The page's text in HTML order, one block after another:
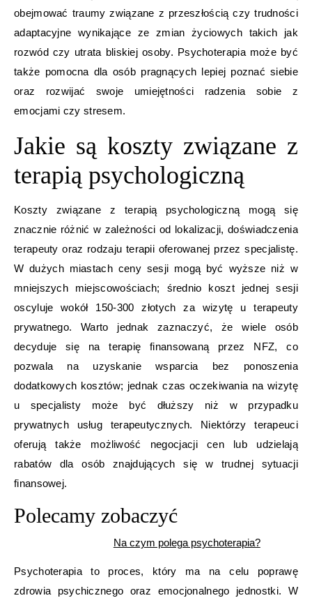
obejmować traumy związane z przeszłością czy trudności
adaptacyjne wynikające ze zmian życiowych takich jak
rozwód czy utrata bliskiej osoby. Psychoterapia może być
także pomocna dla osób pragnących lepiej poznać siebie
oraz rozwijać swoje umiejętności radzenia sobie z
emocjami czy stresem.
Jakie są koszty związane z
terapią psychologiczną
Koszty związane z terapią psychologiczną mogą się
znacznie różnić w zależności od lokalizacji, doświadczenia
terapeuty oraz rodzaju terapii oferowanej przez specjalistę.
W dużych miastach ceny sesji mogą być wyższe niż w
mniejszych miejscowościach; średnio koszt jednej sesji
oscyluje wokół 150-300 złotych za wizytę u terapeuty
prywatnego. Warto jednak zaznaczyć, że wiele osób
decyduje się na terapię finansowaną przez NFZ, co
pozwala na uzyskanie wsparcia bez ponoszenia
dodatkowych kosztów; jednak czas oczekiwania na wizytę
u specjalisty może być dłuższy niż w przypadku
prywatnych usług terapeutycznych. Niektórzy terapeuci
oferują także możliwość negocjacji cen lub udzielają
rabatów dla osób znajdujących się w trudnej sytuacji
finansowej.
Polecamy zobaczyć
Na czym polega psychoterapia?
Psychoterapia to proces, który ma na celu poprawę
zdrowia psychicznego oraz emocjonalnego jednostki. W